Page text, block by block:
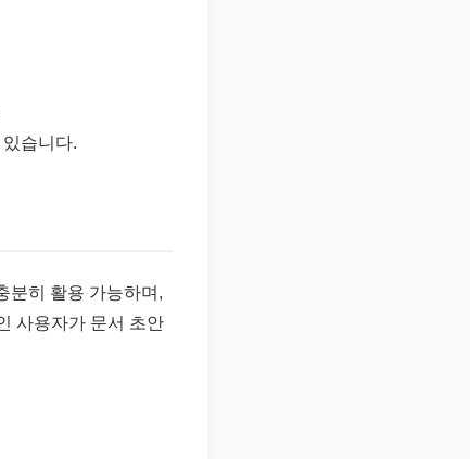
습니다.
분히 활용 가능하며,
사용자가 문서 초안